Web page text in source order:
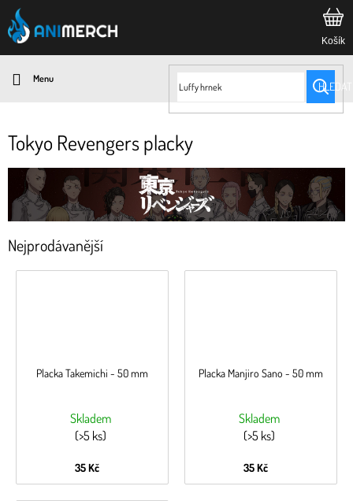
Přejít
na
obsah
HLEDAT
Tokyo Revengers placky
Nejprodávanější
Placka Takemichi - 50 mm
Skladem
(>5 ks)
35 Kč
Placka Manjiro Sano - 50 mm
Skladem
(>5 ks)
35 Kč